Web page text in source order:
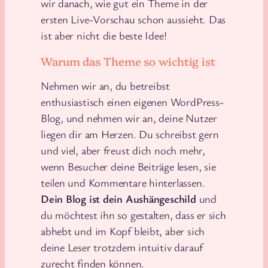
wir danach, wie gut ein Theme in der
ersten Live-Vorschau schon aussieht. Das
ist aber nicht die beste Idee!
Warum das Theme so wichtig ist
Nehmen wir an, du betreibst
enthusiastisch einen eigenen WordPress-
Blog, und nehmen wir an, deine Nutzer
liegen dir am Herzen. Du schreibst gern
und viel, aber freust dich noch mehr,
wenn Besucher deine Beiträge lesen, sie
teilen und Kommentare hinterlassen.
Dein Blog ist dein Aushängeschild und
du möchtest ihn so gestalten, dass er sich
abhebt und im Kopf bleibt, aber sich
deine Leser trotzdem intuitiv darauf
zurecht finden können.